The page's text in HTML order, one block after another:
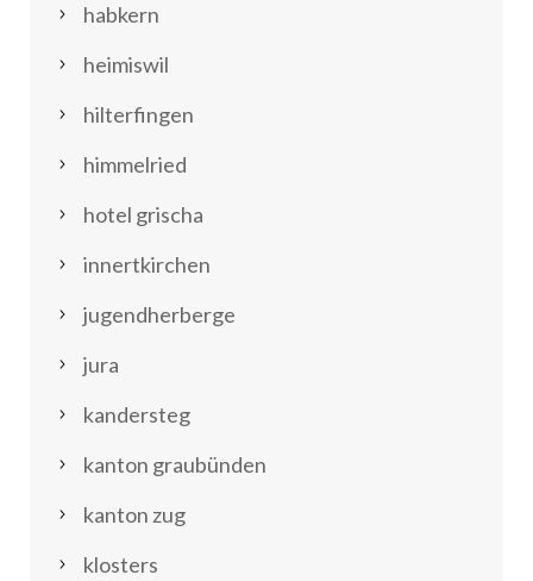
habkern
heimiswil
hilterfingen
himmelried
hotel grischa
innertkirchen
jugendherberge
jura
kandersteg
kanton graubünden
kanton zug
klosters